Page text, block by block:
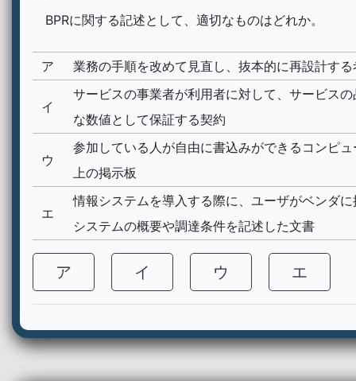
BPRに関する記述として、適切なものはどれか。
ア 業務の手順を改めて見直し、抜本的に再設計す
イ
サービスの事業者が利用者に対して、サービス
な数値として保証する契約
ウ
参加している人が自由に書込みができるコンピ
上の掲示板
エ
情報システムを導入する際に、ユーザがベンダ
システムの概要や調達条件を記述した文書
ア イ ウ エ